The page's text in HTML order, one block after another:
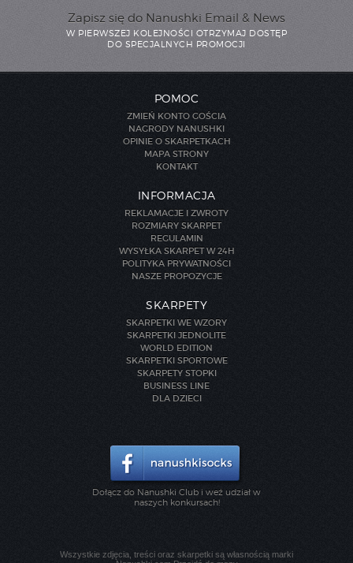
Zapisz się do Nanushki Email & News
W PIERWSZEJ KOLEJNOŚCI OTRZYMAJ DOSTĘP
DO SPECJALNYCH PROMOCJI
POMOC
ZMIEŃ KONTO GOŚCIA
NAGRODY NANUSHKI
OPINIE O SKARPETKACH
MAPA STRONY
KONTAKT
INFORMACJA
REKLAMACJE I ZWROTY
ROZMIARY SKARPET
REGULAMIN
WYSYŁKA SKARPET W 24H
POLITYKA PRYWATNOŚCI
NASZE PROPOZYCJE
SKARPETY
SKARPETKI WE WZORY
SKARPETKI JEDNOLITE
WORLD EDITION
SKARPETKI SPORTOWE
SKARPETY STOPKI
BUSINESS LINE
DLA DZIECI
Dołącz do Nanushki Club i weź udział w
naszych konkursach!
Wszystkie zdjęcia, treści oraz skarpetki są własnością marki